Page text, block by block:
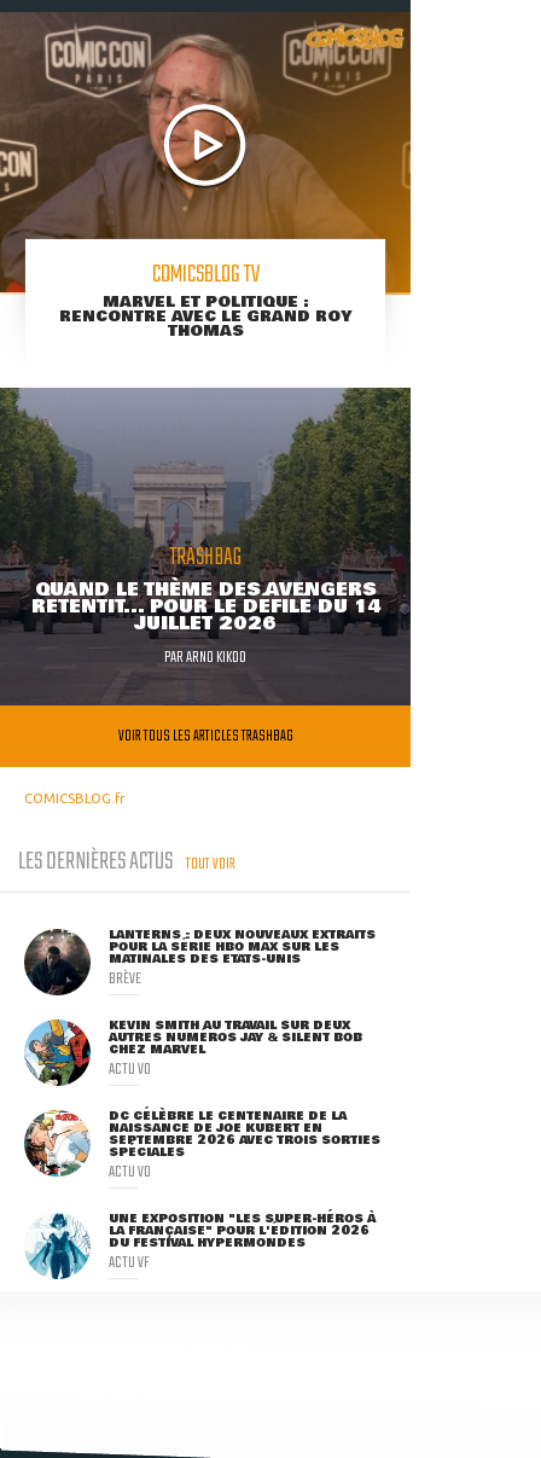
COMICSBLOG TV
MARVEL ET POLITIQUE :
RENCONTRE AVEC LE GRAND ROY
THOMAS
TRASHBAG
QUAND LE THÈME DES AVENGERS
RETENTIT... POUR LE DÉFILÉ DU 14
JUILLET 2026
PARARNO KIKOO
VOIR TOUS LES ARTICLES TRASHBAG
COMICSBLOG.fr
LES DERNIÈRES ACTUS TOUT VOIR
LANTERNS : DEUX NOUVEAUX EXTRAITS
POUR LA SÉRIE HBO MAX SUR LES
MATINALES DES ETATS-UNIS
BRÈVE
KEVIN SMITH AU TRAVAIL SUR DEUX
AUTRES NUMÉROS JAY & SILENT BOB
CHEZ MARVEL
ACTU VO
DC CÉLÈBRE LE CENTENAIRE DE LA
NAISSANCE DE JOE KUBERT EN
SEPTEMBRE 2026 AVEC TROIS SORTIES
SPÉCIALES
ACTU VO
UNE EXPOSITION "LES SUPER-HÉROS À
LA FRANÇAISE" POUR L'ÉDITION 2026
DU FESTIVAL HYPERMONDES
ACTU VF